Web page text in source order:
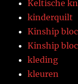
Keltische
kinderquilt
Kinship
Kinship
kleding
kleuren